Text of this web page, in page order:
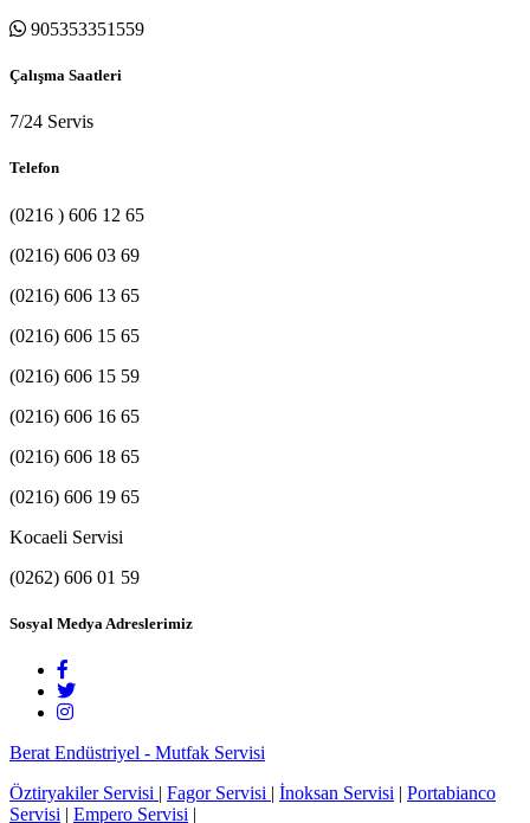
905353351559
Çalışma Saatleri
7/24 Servis
Telefon
(0216 ) 606 12 65
(0216) 606 03 69
(0216) 606 13 65
(0216) 606 15 65
(0216) 606 15 59
(0216) 606 16 65
(0216) 606 18 65
(0216) 606 19 65
Kocaeli Servisi
(0262) 606 01 59
Sosyal Medya Adreslerimiz
Berat Endüstriyel - Mutfak Servisi
Öztiryakiler Servisi | Fagor Servisi | İnoksan Servisi | Portabianco
Servisi | Empero Servisi |